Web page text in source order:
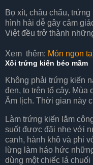
Bọ xít, châu chấu,
hình hài dễ gây cảm
Việt đều trở thành
Xem thêm: Món ngon
Xôi trứng kiến béo mầm
Không phải trứng kiến
đen, to trên tổ cây. Mùa
Âm lịch. Thời gian này
Làm trứng kiến lắm
suốt được đãi nhẹ với
canh, hành khô và phi
lừng làm háo hức
dùng một chiếc lá